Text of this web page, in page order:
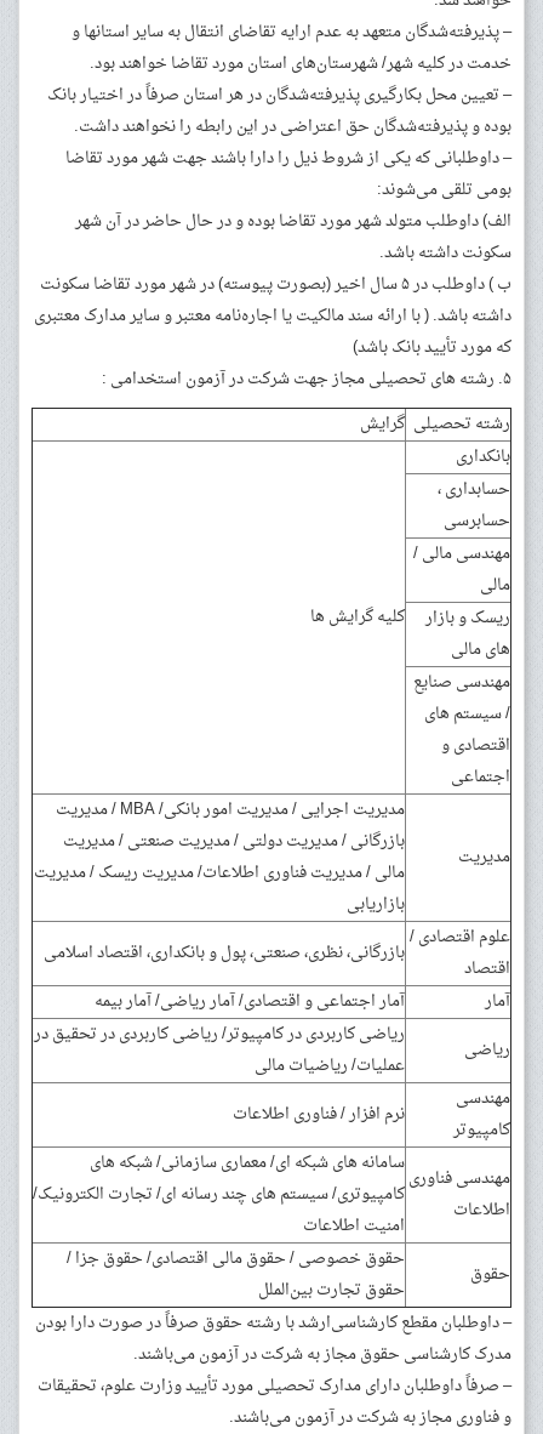
– پذیرفته‌شدگان متعهد به عدم ارایه تقاضای انتقال به سایر استانها و
خدمت در کلیه شهر/ شهرستان‌های استان مورد تقاضا خواهند بود.
– تعیین محل بکارگیری پذیرفته‌شدگان در هر استان صرفاً در اختیار بانک
بوده و پذیرفته‌شدگان حق اعتراضی در این رابطه را نخواهند داشت.
– داوطلبانی که یکی از شروط ذیل را دارا باشند جهت شهر مورد تقاضا
بومی تلقی می‌شوند:
الف) داوطلب متولد شهر مورد تقاضا بوده و در حال حاضر در آن شهر
سکونت داشته باشد.
ب ) داوطلب در ۵ سال اخیر (بصورت پیوسته) در شهر مورد تقاضا سکونت
داشته باشد. ( با ارائه سند مالکیت یا اجاره‌نامه معتبر و سایر مدارک معتبری
که مورد تأیید بانک باشد)
۵. رشته های تحصیلی مجاز جهت شرکت در آزمون استخدامی :
رشته تحصیلی گرایش
بانکداری
کلیه گرایش ها
حسابداری ،
حسابرسی
مهندسی مالی /
مالی
ریسک و بازار
های مالی
مهندسی صنایع
/ سیستم های
اقتصادی و
اجتماعی
مدیریت
مدیریت اجرایی / مدیریت امور بانکی/ MBA / مدیریت
بازرگانی / مدیریت دولتی / مدیریت صنعتی / مدیریت
مالی / مدیریت فناوری اطلاعات/ مدیریت ریسک / مدیریت
بازاریابی
علوم اقتصادی /
اقتصاد
بازرگانی، نظری، صنعتی، پول و بانکداری، اقتصاد اسلامی
آمار
آمار اجتماعی و اقتصادی/ آمار ریاضی/ آمار بیمه
ریاضی
ریاضی کاربردی در کامپیوتر/ ریاضی کاربردی در تحقیق در
عملیات/ ریاضیات مالی
مهندسی
کامپیوتر
نرم افزار / فناوری اطلاعات
مهندسی فناوری
اطلاعات
سامانه های شبکه ای/ معماری سازمانی/ شبکه های
کامپیوتری/ سیستم های چند رسانه ای/ تجارت الکترونیک/
امنیت اطلاعات
حقوق
حقوق خصوصی / حقوق مالی اقتصادی/ حقوق جزا /
حقوق تجارت بین‌الملل
– داوطلبان مقطع کارشناسی‌ارشد با رشته حقوق صرفاً در صورت دارا بودن
مدرک کارشناسی حقوق مجاز به شرکت در آزمون می‌باشند.
– صرفاً داوطلبان دارای مدارک تحصیلی مورد تأیید وزارت علوم، تحقیقات
و فناوری مجاز به شرکت در آزمون می‌باشند.